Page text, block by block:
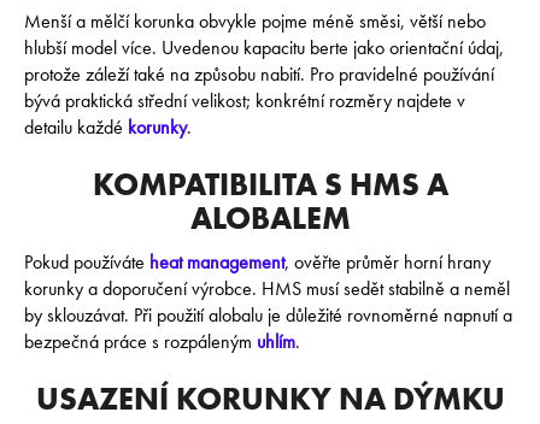
Menší a mělčí korunka obvykle pojme méně směsi, větší nebo
hlubší model více. Uvedenou kapacitu berte jako orientační údaj,
protože záleží také na způsobu nabití. Pro pravidelné používání
bývá praktická střední velikost; konkrétní rozměry najdete v
detailu každé korunky.
KOMPATIBILITA S HMS A
ALOBALEM
Pokud používáte heat management, ověřte průměr horní hrany
korunky a doporučení výrobce. HMS musí sedět stabilně a neměl
by sklouzávat. Při použití alobalu je důležité rovnoměrné napnutí a
bezpečná práce s rozpáleným uhlím.
USAZENÍ KORUNKY NA DÝMKU
P.F.
499
Kč